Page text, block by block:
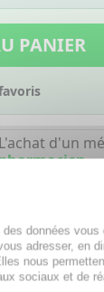
PANIER
L'achat d'un
Notre équipe
8h à 19h30.
données
adresser, en
nous
sociaux et de